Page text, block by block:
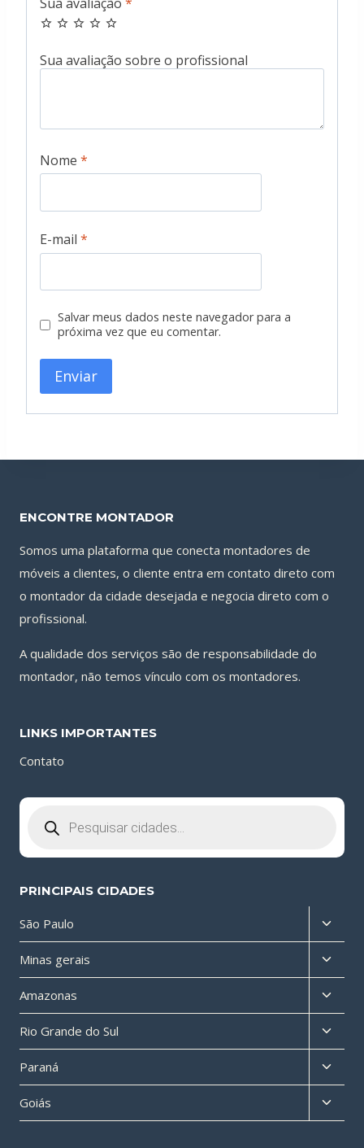
Nome *
E-mail *
Salvar meus dados neste navegador para a
próxima vez que eu comentar.
ENCONTRE MONTADOR
Somos uma plataforma que conecta montadores de
móveis a clientes, o cliente entra em contato direto com
o montador da cidade desejada e negocia direto com o
profissional.
A qualidade dos serviços são de responsabilidade do
montador, não temos vínculo com os montadores.
LINKS IMPORTANTES
Contato
produtos
PRINCIPAIS CIDADES
São Paulo
menu
filho
Minas gerais
menu
filho
Amazonas
menu
filho
Rio Grande do Sul
menu
filho
Paraná
menu
filho
Goiás
menu